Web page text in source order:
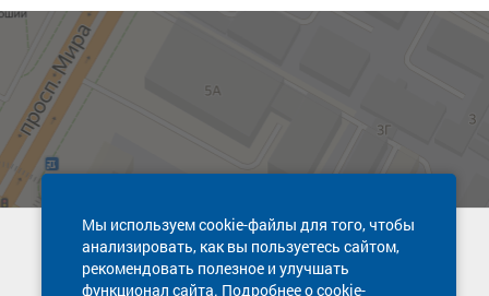
Мы используем cookie-файлы для того, чтобы
анализировать, как вы пользуетесь сайтом,
рекомендовать полезное и улучшать
функционал сайта. Подробнее о cookie-
Техническая поддержка сайта
8 800 600-03-38